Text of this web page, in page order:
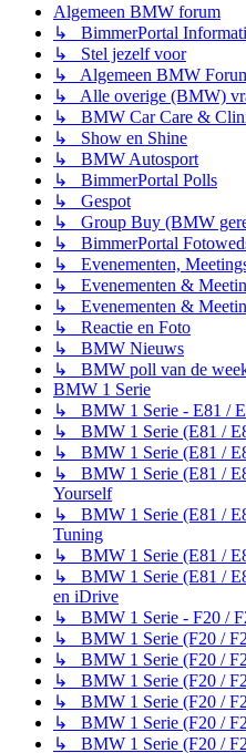
Algemeen BMW forum
↳ BimmerPortal
↳ Stel jezelf voor
↳ Algemeen BMW
↳ Alle overige (BMW)
↳ BMW Car Care &
↳ Show en Shine
↳ BMW Autosport
↳ BimmerPortal Polls
↳ Gespot
↳ Group Buy (BMW
↳ BimmerPortal
↳ Evenementen,
↳ Evenementen &
↳ Evenementen &
↳ Reactie en Foto
↳ BMW Nieuws
↳ BMW poll van de
BMW 1 Serie
↳ BMW 1 Serie - E81 /
↳ BMW 1 Serie (E81 /
↳ BMW 1 Serie (E81 /
↳ BMW 1 Serie (E81 /
Yourself
↳ BMW 1 Serie (E81 /
Tuning
↳ BMW 1 Serie (E81 /
↳ BMW 1 Serie (E81 /
en iDrive
↳ BMW 1 Serie - F20 /
↳ BMW 1 Serie (F20 /
↳ BMW 1 Serie (F20 /
↳ BMW 1 Serie (F20 /
↳ BMW 1 Serie (F20 /
↳ BMW 1 Serie (F20 /
↳ BMW 1 Serie (F20 /